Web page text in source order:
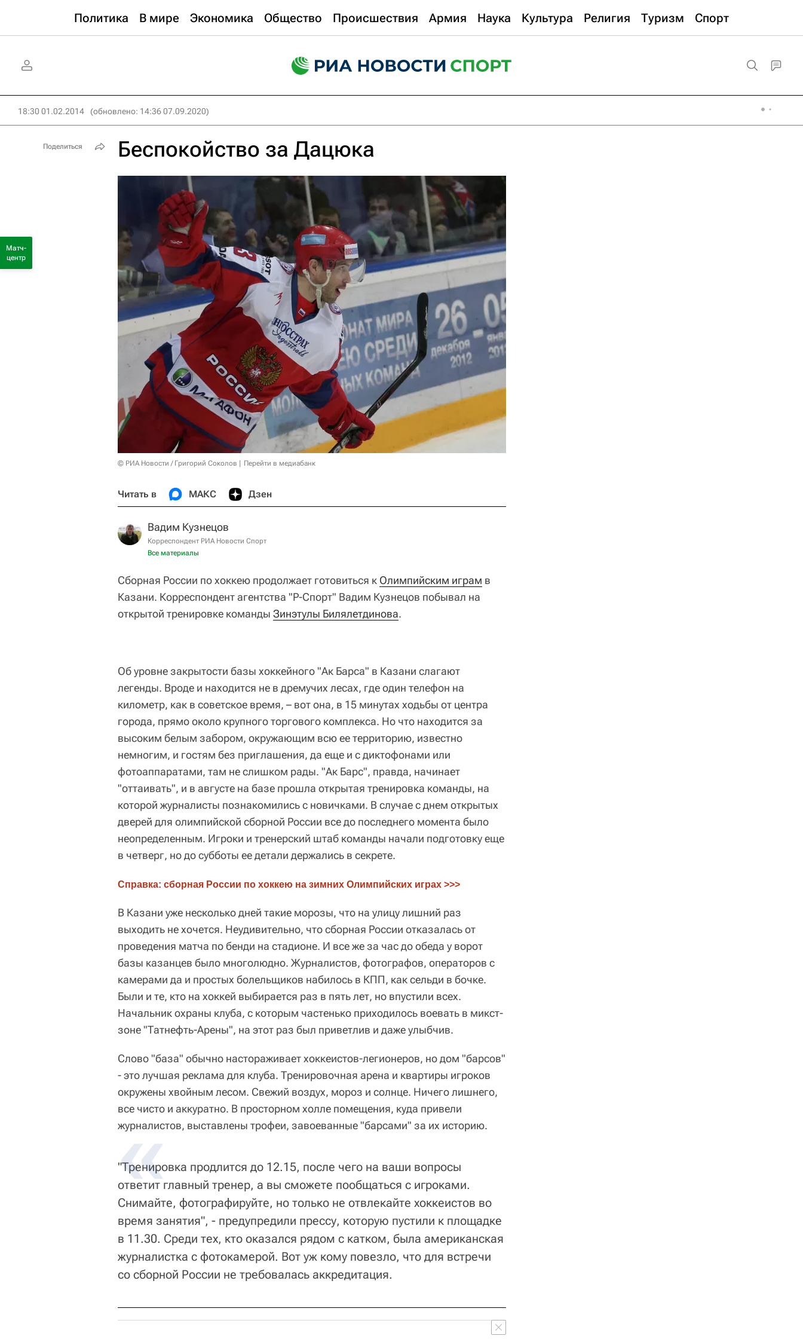
Политика В мире Экономика Общество Происшествия Армия Наука Культура Религия Туризм Спорт
18:30 01.02.2014 (обновлено: 14:36 07.09.2020)
Беспокойство за Дацюка
© РИА Новости / Григорий Соколов Перейти в медиабанк
Читать в МАКС Дзен
Вадим Кузнецов
Корреспондент РИА Новости Спорт
Все материалы
Сборная России по хоккею продолжает готовиться к Олимпийским играм в
Казани. Корреспондент агентства "Р-Спорт" Вадим Кузнецов побывал на
открытой тренировке команды Зинэтулы Билялетдинова.
Об уровне закрытости базы хоккейного "Ак Барса" в Казани слагают
легенды. Вроде и находится не в дремучих лесах, где один телефон на
километр, как в советское время, – вот она, в 15 минутах ходьбы от центра
города, прямо около крупного торгового комплекса. Но что находится за
высоким белым забором, окружающим всю ее территорию, известно
немногим, и гостям без приглашения, да еще и с диктофонами или
фотоаппаратами, там не слишком рады. "Ак Барс", правда, начинает
"оттаивать", и в августе на базе прошла открытая тренировка команды, на
которой журналисты познакомились с новичками. В случае с днем открытых
дверей для олимпийской сборной России все до последнего момента было
неопределенным. Игроки и тренерский штаб команды начали подготовку еще
в четверг, но до субботы ее детали держались в секрете.
Справка: сборная России по хоккею на зимних Олимпийских играх >>>
В Казани уже несколько дней такие морозы, что на улицу лишний раз
выходить не хочется. Неудивительно, что сборная России отказалась от
проведения матча по бенди на стадионе. И все же за час до обеда у ворот
базы казанцев было многолюдно. Журналистов, фотографов, операторов с
камерами да и простых болельщиков набилось в КПП, как сельди в бочке.
Были и те, кто на хоккей выбирается раз в пять лет, но впустили всех.
Начальник охраны клуба, с которым частенько приходилось воевать в микст-
зоне "Татнефть-Арены", на этот раз был приветлив и даже улыбчив.
Слово "база" обычно настораживает хоккеистов-легионеров, но дом "барсов"
- это лучшая реклама для клуба. Тренировочная арена и квартиры игроков
окружены хвойным лесом. Свежий воздух, мороз и солнце. Ничего лишнего,
все чисто и аккуратно. В просторном холле помещения, куда привели
журналистов, выставлены трофеи, завоеванные "барсами" за их историю.
"Тренировка продлится до 12.15, после чего на ваши вопросы
ответит главный тренер, а вы сможете пообщаться с игроками.
Снимайте, фотографируйте, но только не отвлекайте хоккеистов во
время занятия", - предупредили прессу, которую пустили к площадке
в 11.30. Среди тех, кто оказался рядом с катком, была американская
журналистка с фотокамерой. Вот уж кому повезло, что для встречи
со сборной России не требовалась аккредитация.
Поделиться
Матч-
центр